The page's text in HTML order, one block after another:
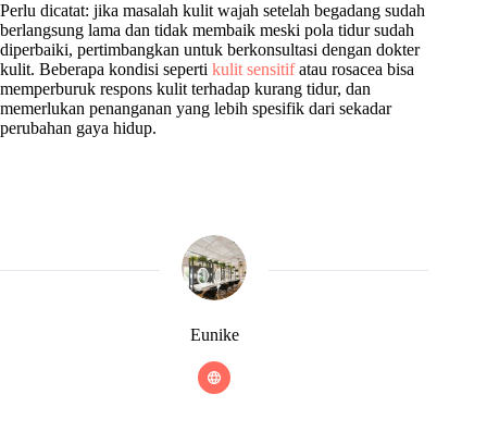
Perlu dicatat: jika masalah kulit wajah setelah begadang sudah
berlangsung lama dan tidak membaik meski pola tidur sudah
diperbaiki, pertimbangkan untuk berkonsultasi dengan dokter
kulit. Beberapa kondisi seperti kulit sensitifatau rosacea bisa
memperburuk respons kulit terhadap kurang tidur, dan
memerlukan penanganan yang lebih spesifik dari sekadar
perubahan gaya hidup.
Eunike